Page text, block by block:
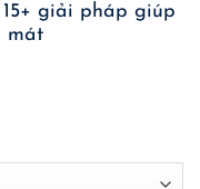
15+ giải pháp giúp
mát